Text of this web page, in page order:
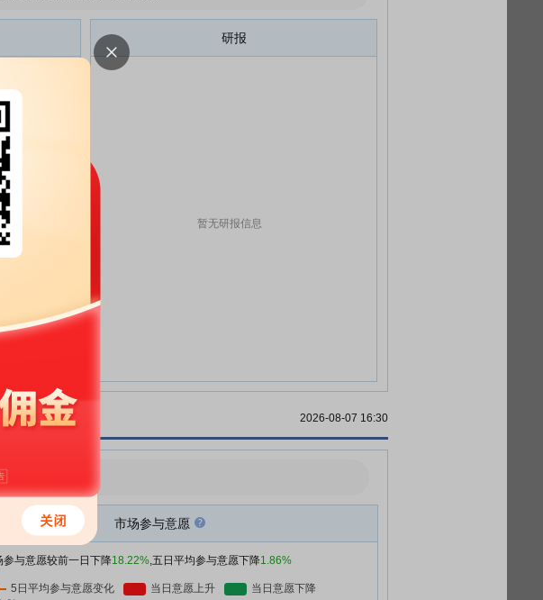
项目联
限公
告
限公
项目联
所关
见书
限公
工董事
公告
限公
限公
决议公
有限公
资料
有限公
研报
暂无研报信息
2026-08-07 16:30
意愿有所减弱
市场参与意愿
参与意愿较前一日下降18.22%,五日平均参与意愿下降1.86%